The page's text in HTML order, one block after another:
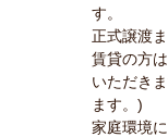
す。
正式譲渡
賃貸の方
いただき
ます。)
家庭環境